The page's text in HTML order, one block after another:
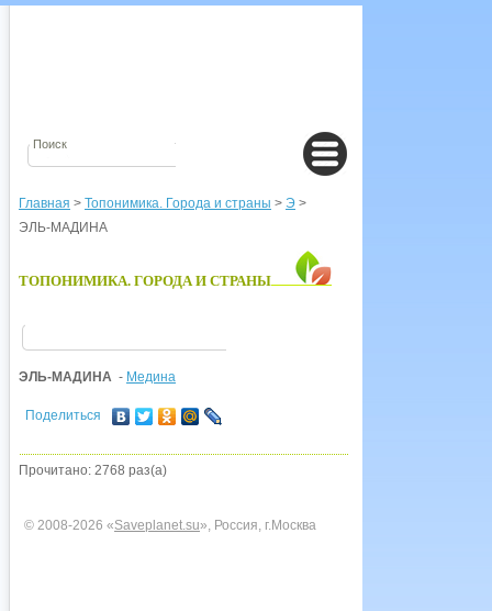
Главная > Топонимика. Города и страны > Э >
ЭЛЬ-МАДИНА
ТОПОНИМИКА. ГОРОДА И СТРАНЫ
ЭЛЬ-МАДИНА - Медина
Поделиться
Прочитано: 2768 раз(а)
© 2008-2026 «Saveplanet.su», Россия, г.Москва